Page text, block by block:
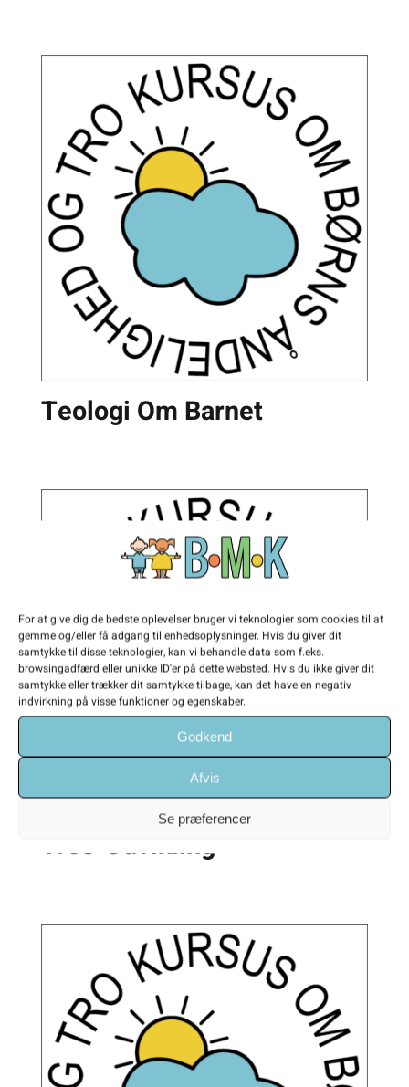
For at give dig de bedste oplevelser bruger vi teknologier som cookies til at
gemme og/eller få adgang til enhedsoplysninger. Hvis du giver dit
samtykke til disse teknologier, kan vi behandle data som f.eks.
browsingadfærd eller unikke ID'er på dette websted. Hvis du ikke giver dit
samtykke eller trækker dit samtykke tilbage, kan det have en negativ
indvirkning på visse funktioner og egenskaber.
Godkend
Afvis
Se præferencer
Teologi Om Barnet
Tros-Udvikling